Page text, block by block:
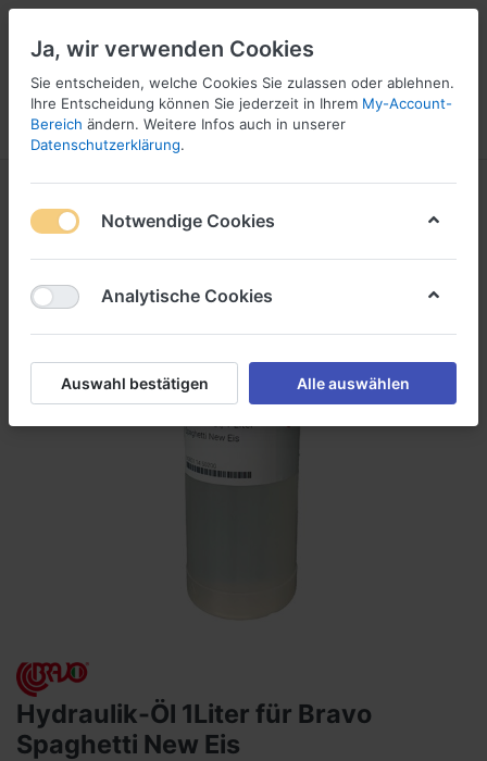
Menü Anmelden Vergleichen Wunschliste
Hydraulik-Öl 1Liter für Bravo
Spaghetti New Eis
Ja, wir verwenden Cookies
Sie entscheiden, welche Cookies Sie zulassen oder ablehnen.
Ihre Entscheidung können Sie jederzeit in Ihrem My-Account-
Bereich ändern. Weitere Infos auch in unserer
Datenschutzerklärung.
Notwendige Cookies
Analytische Cookies
Auswahl bestätigen Alle auswählen